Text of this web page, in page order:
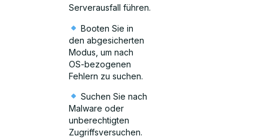
Serverausfall führen.
Booten Sie in
den abgesicherten
Modus, um nach
OS-bezogenen
Fehlern zu suchen.
Suchen Sie nach
Malware oder
unberechtigten
Zugriffsversuchen.